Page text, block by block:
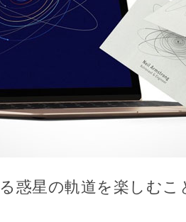
惑星の軌道を楽しむ